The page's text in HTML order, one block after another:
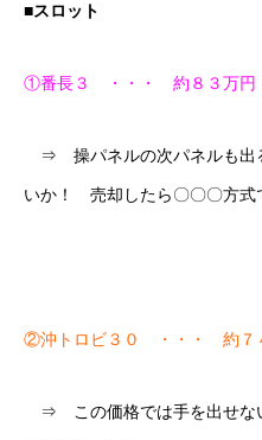
■スロット
①番長３ ・・・ 約８３万円
⇒ 操パネルの次パネルも出
いか！ 売却したら〇〇〇方式
②沖トロビ３０ ・・・ 約７
⇒ この価格では手を出せな